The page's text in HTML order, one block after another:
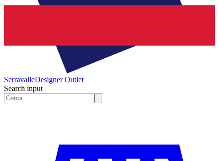
SerravalleDesigner Outlet
Search input